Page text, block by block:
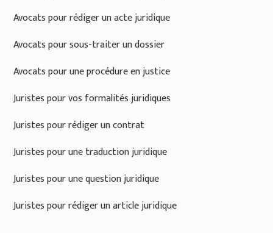
Avocats pour rédiger un acte juridique
Avocats pour sous-traiter un dossier
Avocats pour une procédure en justice
Juristes pour vos formalités juridiques
Juristes pour rédiger un contrat
Juristes pour une traduction juridique
Juristes pour une question juridique
Juristes pour rédiger un article juridique